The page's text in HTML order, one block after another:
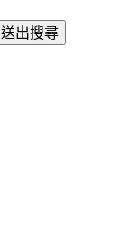
送出搜尋